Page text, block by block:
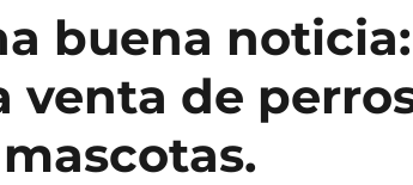
buena
venta de